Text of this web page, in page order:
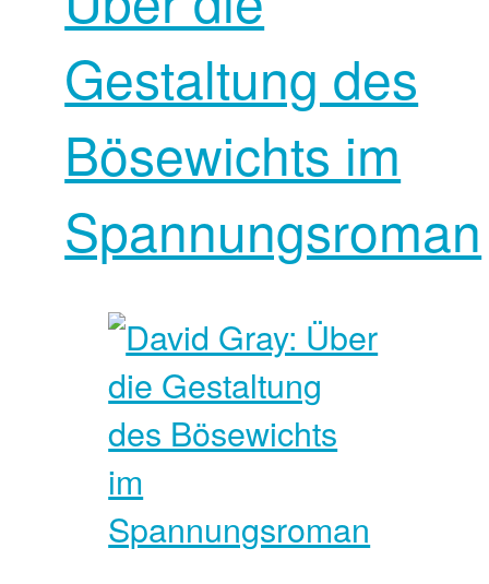
Gestaltung des
Bösewichts im
Spannungsroman